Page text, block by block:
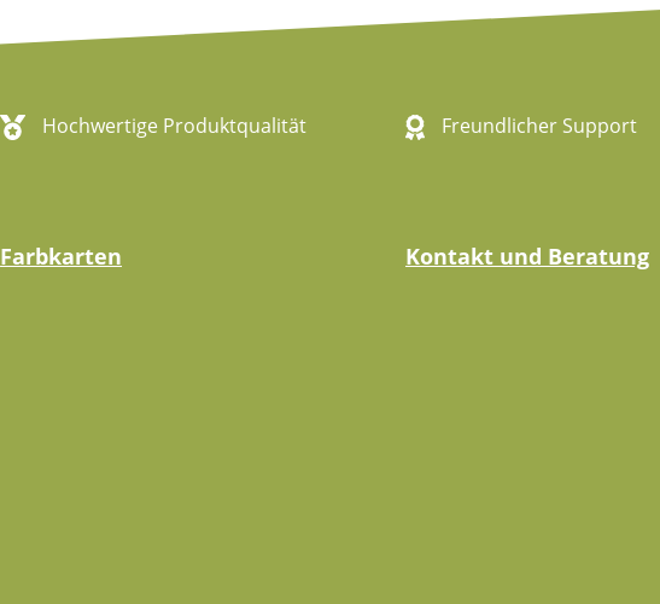
Hochwertige Produktqualität Freundlicher Support
Farbkarten Kontakt und Beratung